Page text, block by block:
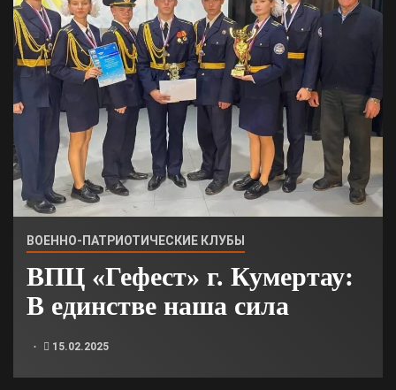
ВОЕННО-ПАТРИОТИЧЕСКИЕ КЛУБЫ
ВПЦ «Гефест» г. Кумертау:
В единстве наша сила
15.02.2025